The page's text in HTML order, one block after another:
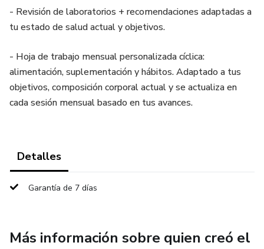
- Revisión de laboratorios + recomendaciones adaptadas a
tu estado de salud actual y objetivos.
- Hoja de trabajo mensual personalizada cíclica:
alimentación, suplementación y hábitos. Adaptado a tus
objetivos, composición corporal actual y se actualiza en
cada sesión mensual basado en tus avances.
Detalles
Garantía de 7 días
Más información sobre quien creó el